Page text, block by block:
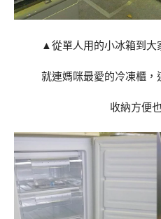
▲從單人用的小冰箱到大
就連媽咪最愛的冷凍櫃，
收納方便